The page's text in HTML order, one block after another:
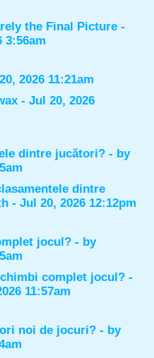
the Final Picture -
3:56am
2026 11:21am
- Jul 20, 2026
dintre jucători? - by
dintre
- Jul 20, 2026 12:12pm
jocul? - by
complet jocul? -
11:57am
noi de jocuri? - by